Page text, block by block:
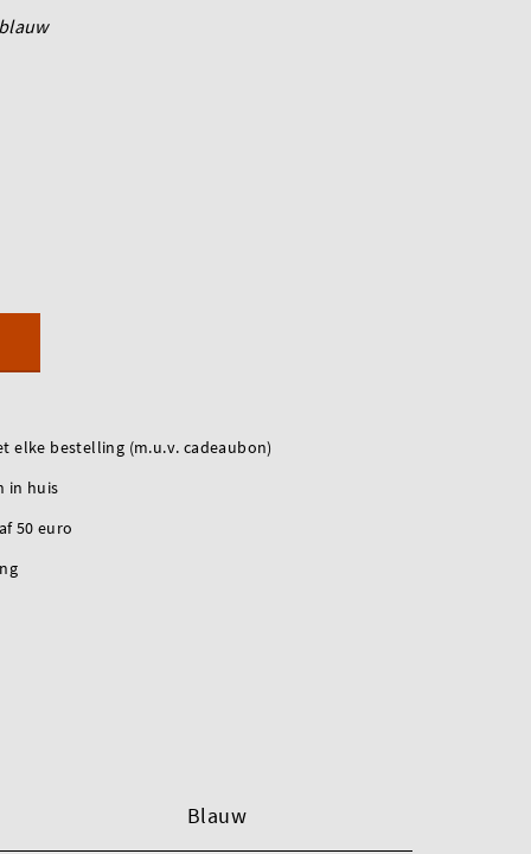
blauw
elke bestelling (m.u.v. cadeaubon)
in huis
50 euro
Blauw